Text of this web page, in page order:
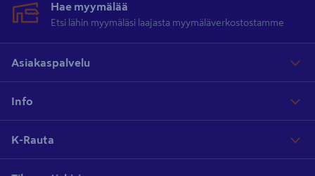
Hae myymälää
Etsi lähin myymäläsi laajasta myymäläverkostostamme
Asiakaspalvelu
Info
K-Rauta